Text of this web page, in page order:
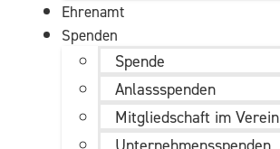
Ehrenamt
Spenden
Spende
Anlassspenden
Mitgliedschaft im Verein